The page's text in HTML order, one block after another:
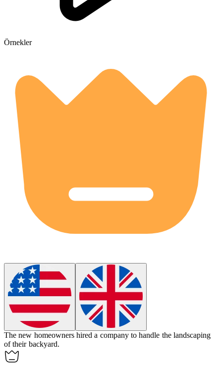
Örnekler
The new homeowners hired a company to handle the landscaping
of their backyard.